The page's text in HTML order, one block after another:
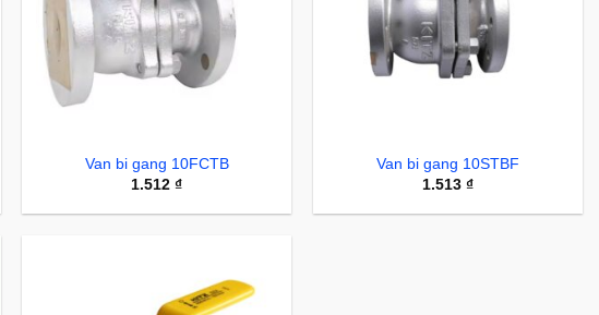
Van bi gang 10FCTB
1.512₫
Van bi gang 10STBF
1.513₫